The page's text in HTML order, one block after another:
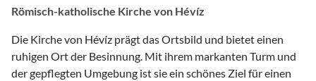
Römisch-katholische Kirche von Hévíz
Die Kirche von Hévíz prägt das Ortsbild und bietet einen
ruhigen Ort der Besinnung. Mit ihrem markanten Turm und
der gepflegten Umgebung ist sie ein schönes Ziel für einen